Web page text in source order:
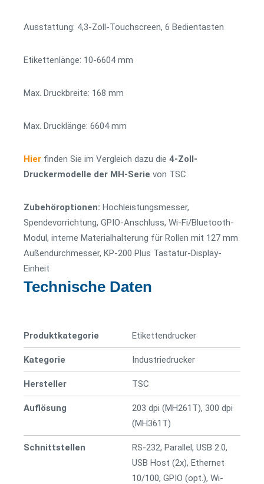
Ausstattung: 4,3-Zoll-Touchscreen, 6 Bedientasten
Etikettenlänge: 10-6604 mm
Max. Druckbreite: 168 mm
Max. Drucklänge: 6604 mm
Hier finden Sie im Vergleich dazu die 4-Zoll-
Druckermodelle der MH-Serie von TSC.
Zubehöroptionen: Hochleistungsmesser,
Spendevorrichtung, GPIO-Anschluss, Wi-Fi/Bluetooth-
Modul, interne Materialhalterung für Rollen mit 127 mm
Außendurchmesser, KP-200 Plus Tastatur-Display-
Einheit
Technische Daten
Produktkategorie Etiketten­­drucker
Kategorie Industriedrucker
Hersteller TSC
Auflösung
203 dpi (MH261T), 300 dpi
(MH361T)
Schnittstellen
RS-232, Parallel, USB 2.0,
USB Host (2x), Ethernet
10/100, GPIO (opt.), Wi-